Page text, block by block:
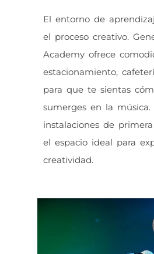
El entorno de
el proceso creativo.
Academy ofrece
estacionamiento,
para que te sientas
sumerges en la música.
instalaciones de
el espacio ideal para
creatividad.